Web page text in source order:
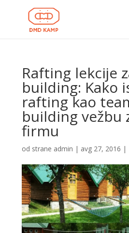
Rafting lekcije
building: Kako
rafting kao
building vežbu
firmu
od strane admin | avg 27, 2016 |